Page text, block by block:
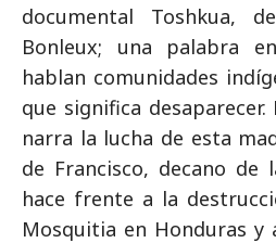
documental Toshkua,
Bonleux; una palabra
hablan comunidades
que significa
narra la lucha de esta
de Francisco, decano de
hace frente a la
Mosquitia en Honduras y